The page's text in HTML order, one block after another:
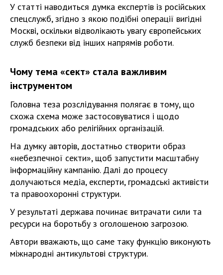
У статті наводиться думка експертів із російських
спецслужб, згідно з якою подібні операції вигідні
Москві, оскільки відволікають увагу європейських
служб безпеки від інших напрямів роботи.
Чому тема «сект» стала важливим
інструментом
Головна теза розслідування полягає в тому, що
схожа схема може застосовуватися і щодо
громадських або релігійних організацій.
На думку авторів, достатньо створити образ
«небезпечної секти», щоб запустити масштабну
інформаційну кампанію. Далі до процесу
долучаються медіа, експерти, громадські активісти
та правоохоронні структури.
У результаті держава починає витрачати сили та
ресурси на боротьбу з оголошеною загрозою.
Автори вважають, що саме таку функцію виконують
міжнародні антикультові структури.